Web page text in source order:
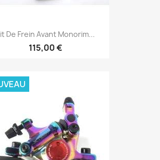
De Frein Avant Monorim...
115,00 €